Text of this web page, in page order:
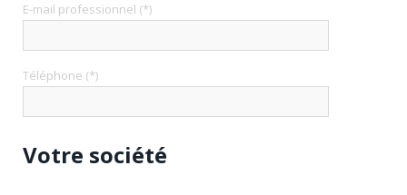
E-mail professionnel (*)
Téléphone (*)
Votre société